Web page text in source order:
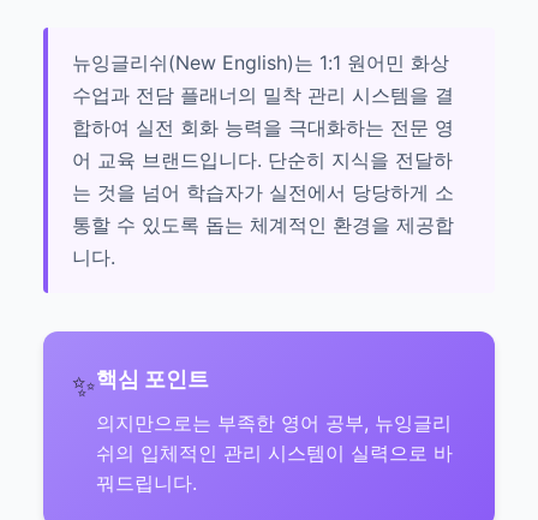
뉴잉글리쉬(New English)는 1:1 원어민 화상
수업과 전담 플래너의 밀착 관리 시스템을 결
합하여 실전 회화 능력을 극대화하는 전문 영
어 교육 브랜드입니다. 단순히 지식을 전달하
는 것을 넘어 학습자가 실전에서 당당하게 소
통할 수 있도록 돕는 체계적인 환경을 제공합
니다.
✨핵심 포인트
의지만으로는 부족한 영어 공부, 뉴잉글리
쉬의 입체적인 관리 시스템이 실력으로 바
꿔드립니다.